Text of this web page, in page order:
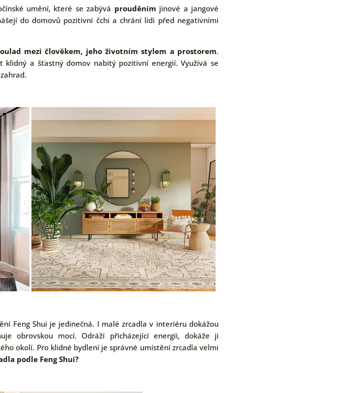
umění, které se zabývá prouděním jinové a jangové
do domovů pozitivní čchi a chrání lidi před negativními
mezi člověkem, jeho životním stylem a prostorem.
klidný a šťastný domov nabitý pozitivní energií. Využívá se
Feng Shui je jedinečná. I malé zrcadla v interiéru dokážou
obrovskou mocí. Odráží přicházející energii, dokáže ji
okolí. Pro klidné bydlení je správné umístění zrcadla velmi
podle Feng Shui?